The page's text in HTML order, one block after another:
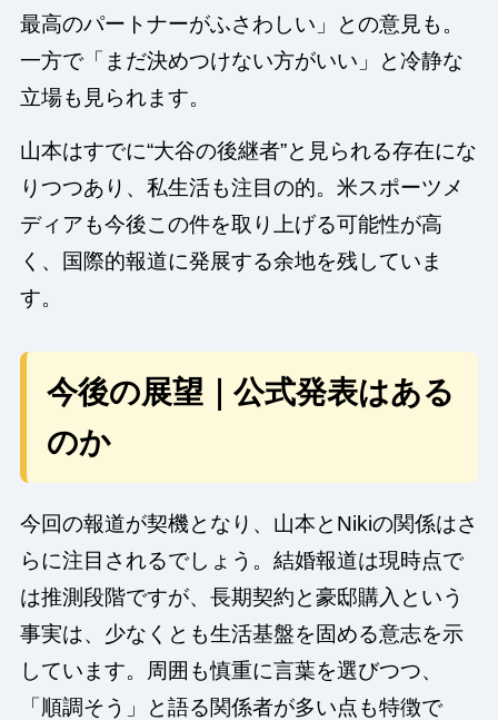
最高のパートナーがふさわしい」との意見も。
一方で「まだ決めつけない方がいい」と冷静な
立場も見られます。
山本はすでに“大谷の後継者”と見られる存在にな
りつつあり、私生活も注目の的。米スポーツメ
ディアも今後この件を取り上げる可能性が高
く、国際的報道に発展する余地を残していま
す。
今後の展望｜公式発表はある
のか
今回の報道が契機となり、山本とNikiの関係はさ
らに注目されるでしょう。結婚報道は現時点で
は推測段階ですが、長期契約と豪邸購入という
事実は、少なくとも生活基盤を固める意志を示
しています。周囲も慎重に言葉を選びつつ、
「順調そう」と語る関係者が多い点も特徴で